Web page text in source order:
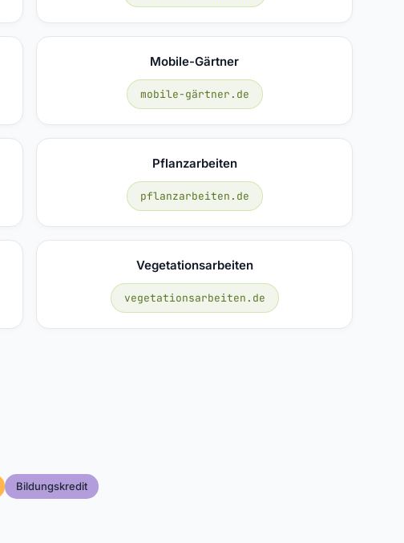
Mobile-Gärtner
mobile-gärtner.de
Pflanzarbeiten
pflanzarbeiten.de
Vegetationsarbeiten
vegetationsarbeiten.de
Bildungskredit